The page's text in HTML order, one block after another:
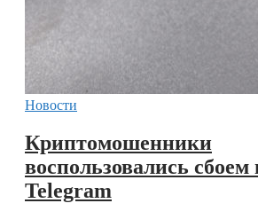
Новости
Криптомошенники
воспользовались сбоем
Telegram